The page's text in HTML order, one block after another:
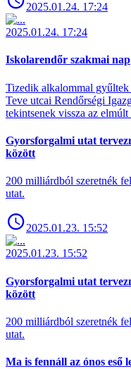
2025.01.24. 17:24
2025.01.24. 17:24
Iskolarendőr szakmai nap
Tizedik alkalommal gyűltek
Teve utcai Rendőrségi
tekintsenek vissza az elmúlt
Gyorsforgalmi utat
között
200 milliárdból szeretnék
utat.
2025.01.23. 15:52
2025.01.23. 15:52
Gyorsforgalmi utat
között
200 milliárdból szeretnék
utat.
Ma is fennáll az ónos eső